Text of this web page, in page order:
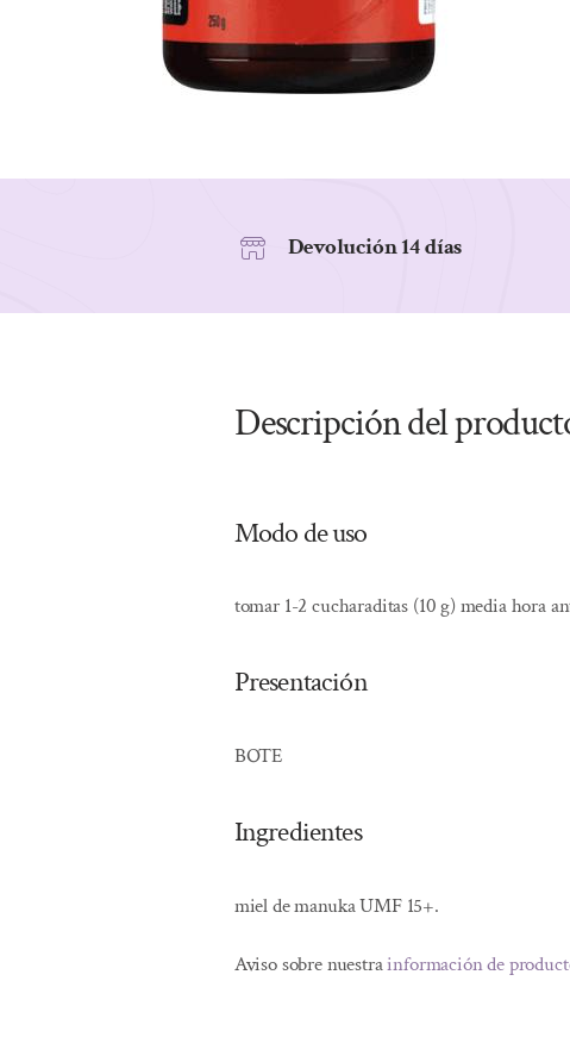
Devolución 14 días
Descripción del
Modo de uso
tomar 1-2 cucharaditas (10 g) media hora
Presentación
BOTE
Ingredientes
miel de manuka UMF 15+.
Aviso sobre nuestrainformación de